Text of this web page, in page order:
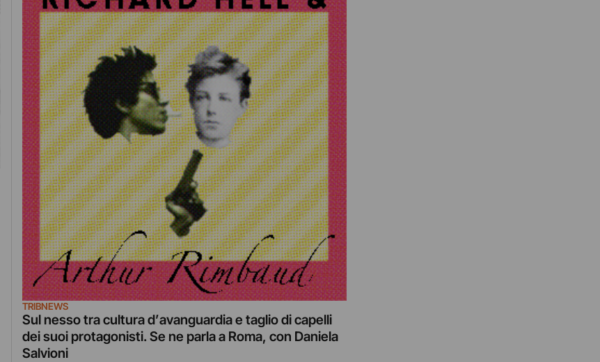
TRIBNEWS
Sul nesso tra cultura d’avanguardia e taglio di capelli
dei suoi protagonisti. Se ne parla a Roma, con Daniela
Salvioni